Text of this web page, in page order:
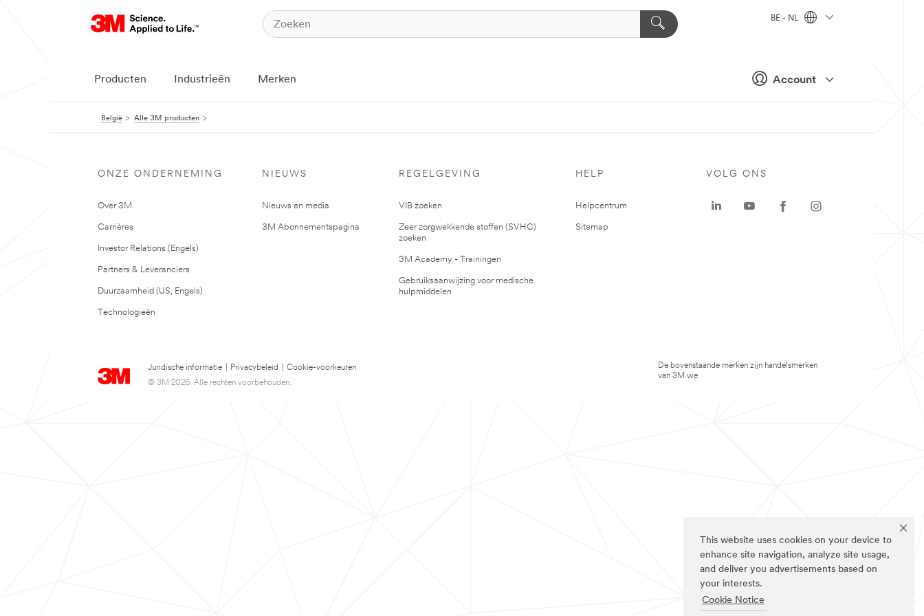
This website uses cookies on your device to
enhance site navigation, analyze site usage,
and deliver you advertisements based on
your interests.
Cookie Notice
Account
BE - NL
Producten Industrieën Merken
België Alle 3M producten
ONZE ONDERNEMING
Over 3M
Carrières
Investor Relations (Engels)
Partners & Leveranciers
Duurzaamheid (US, Engels)
Technologieën
NIEUWS
Nieuws en media
3M Abonnementspagina
REGELGEVING
VIB zoeken
Zeer zorgwekkende stoffen (SVHC)
zoeken
3M Academy - Trainingen
Gebruiksaanwijzing voor medische
hulpmiddelen
HELP
Helpcentrum
Sitemap
Juridische informatie Privacybeleid
Cookie-voorkeuren
© 3M 2026. Alle rechten voorbehouden.
VOLG ONS
De bovenstaande merken zijn handelsmerken
van 3M.we